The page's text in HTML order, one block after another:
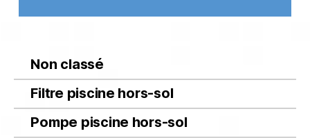
Non classé
Filtre piscine hors-sol
Pompe piscine hors-sol